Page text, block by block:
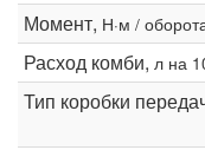
Момент, Н·м /
Расход комби, л на
Тип коробки